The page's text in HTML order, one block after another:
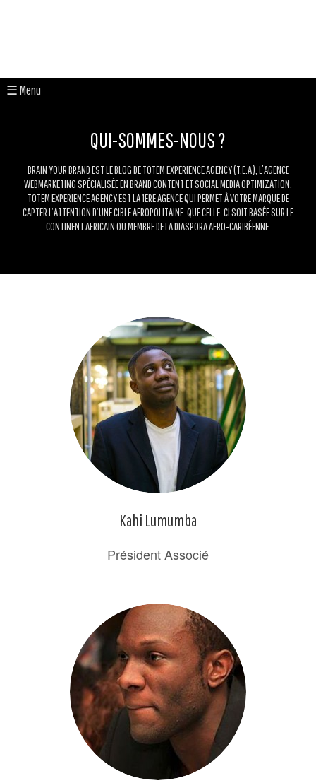
☰ Menu
QUI-SOMMES-NOUS ?
BRAIN YOUR BRAND EST LE BLOG DE TOTEM EXPERIENCE AGENCY (T.E.A), L’AGENCE
WEBMARKETING SPÉCIALISÉE EN BRAND CONTENT ET SOCIAL MEDIA OPTIMIZATION.
TOTEM EXPERIENCE AGENCY EST LA 1ERE AGENCE QUI PERMET À VOTRE MARQUE DE
CAPTER L’ATTENTION D’UNE CIBLE AFROPOLITAINE. QUE CELLE-CI SOIT BASÉE SUR LE
CONTINENT AFRICAIN OU MEMBRE DE LA DIASPORA AFRO-CARIBÉENNE.
Kahi Lumumba
Président Associé